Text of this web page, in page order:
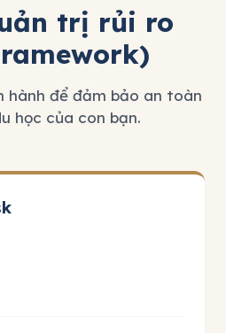
trị rủi ro
hành để đảm bảo an toàn
học của con bạn.